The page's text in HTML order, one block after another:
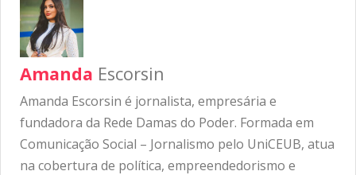
Amanda Escorsin
Amanda Escorsin é jornalista, empresária e
fundadora da Rede Damas do Poder. Formada em
Comunicação Social – Jornalismo pelo UniCEUB, atua
na cobertura de política, empreendedorismo e